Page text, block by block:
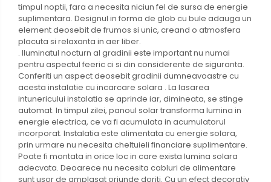
timpul noptii, fara a necesita niciun fel de sursa de energie
suplimentara. Designul in forma de glob cu bule adauga un
element deosebit de frumos si unic, creand o atmosfera
placuta si relaxanta in aer liber.
. Iluminatul nocturn al gradinii este important nu numai
pentru aspectul feeric ci si din considerente de siguranta.
Conferiti un aspect deosebit gradinii dumneavoastre cu
acesta instalatie cu incarcare solara . La lasarea
intunericului instalatia se aprinde iar, dimineata, se stinge
automat. In timpul zilei, panoul solar transforma lumina in
energie electrica, ce va fi acumulata in acumulatorul
incorporat. Instalatia este alimentata cu energie solara,
prin urmare nu necesita cheltuieli financiare suplimentare.
Poate fi montata in orice loc in care exista lumina solara
adecvata. Deoarece nu necesita cabluri de alimentare
sunt usor de amplasat oriunde doriti. Cu un efect decorativ